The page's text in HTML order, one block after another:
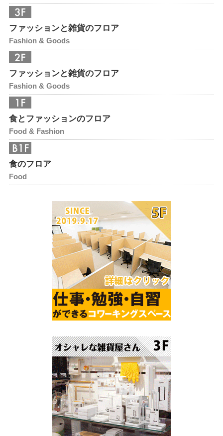
ファッションと雑貨のフロア
Fashion & Goods
ファッションと雑貨のフロア
Fashion & Goods
食とファッションのフロア
Food & Fashion
食のフロア
Food